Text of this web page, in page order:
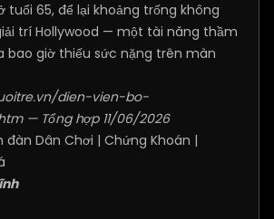
tuổi 65, để lại khoảng trống không
trí Hollywood — một tài năng thầm
bao giờ thiếu sức nặng trên màn
dien-vien-bo-
— Tổng hợp 11/06/2026
đàn Dân Chơi | Chứng Khoán |